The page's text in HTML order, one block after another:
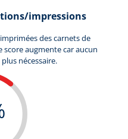
impressions
des carnets de
augmente car aucun
nécessaire.